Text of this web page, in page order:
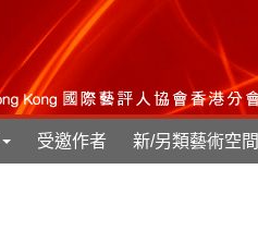
+
受邀作者 新/另類藝術空間